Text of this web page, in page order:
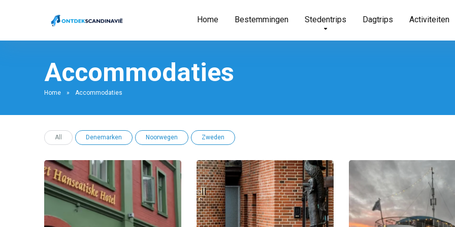
Home Bestemmingen Stedentrips Dagtrips Activiteiten
Accommodaties
Home » Accommodaties
All Denemarken Noorwegen Zweden